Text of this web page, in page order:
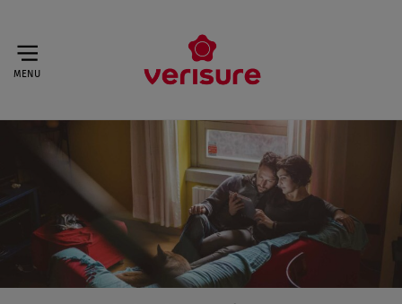
MENU